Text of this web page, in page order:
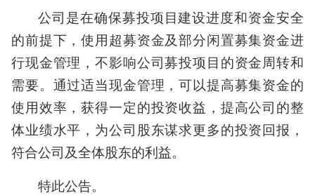
公司是在确保募投项目建设进度和资金安全
的前提下，使用超募资金及部分闲置募集资金进
行现金管理，不影响公司募投项目的资金周转和
需要。通过适当现金管理，可以提高募集资金的
使用效率，获得一定的投资收益，提高公司的整
体业绩水平，为公司股东谋求更多的投资回报，
符合公司及全体股东的利益。
特此公告。